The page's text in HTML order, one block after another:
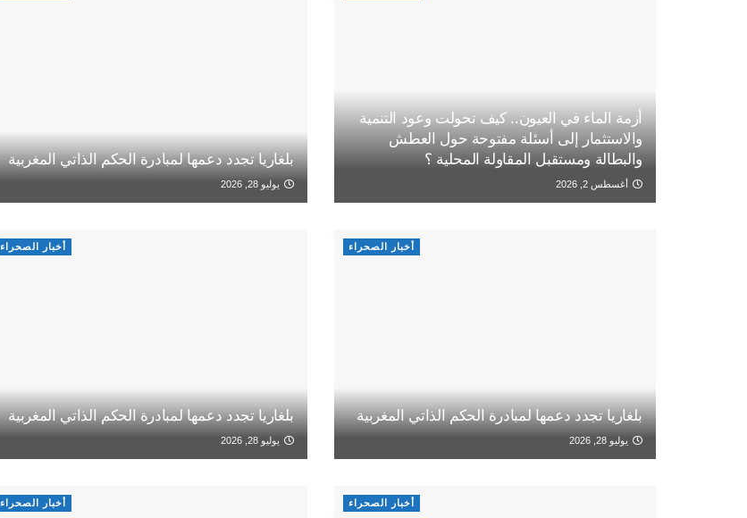
أزمة الماء في العيون.. كيف تحولت وعود التنمية
والاستثمار إلى أسئلة مفتوحة حول العطش
والبطالة ومستقبل المقاولة المحلية ؟
أغسطس 2, 2026
بلغاريا تجدد دعمها لمبادرة الحكم الذاتي المغربية
يوليو 28, 2026
أخبار الصحراء
بلغاريا تجدد دعمها لمبادرة الحكم الذاتي المغربية
يوليو 28, 2026
أخبار الصحراء
بلغاريا تجدد دعمها لمبادرة الحكم الذاتي المغربية
يوليو 28, 2026
أخبار الصحراء أخبار الصحراء